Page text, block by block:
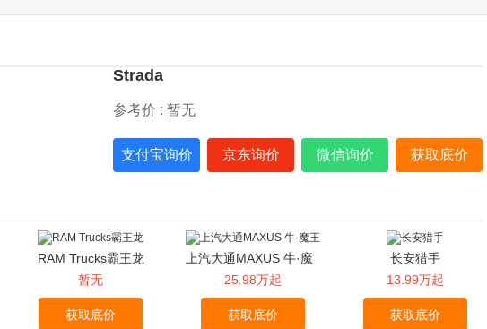
Strada
参考价 : 暂无
支付宝询价 京东询价 微信询价 获取底价
RAM Trucks霸王龙
暂无
获取底价
上汽大通MAXUS 牛·魔
25.98万起
获取底价
长安猎手
13.99万起
获取底价